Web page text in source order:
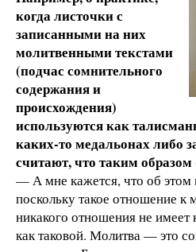
когда листочки с
записанными на них
молитвенными текстами
(подчас сомнительного
содержания и
происхождения)
используются как
каких-то медальонах либо
считают, что таким образом
— А мне кажется, что об этом
поскольку такое отношение к
никакого отношения не имеет
как таковой. Молитва — это